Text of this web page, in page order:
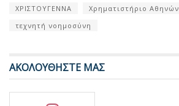
ΧΡΙΣΤΟΥΓΕΝΝΑ
Χρηματιστήριο Αθηνών
τεχνητή νοημοσύνη
ΑΚΟΛΟΥΘΗΣΤΕ ΜΑΣ